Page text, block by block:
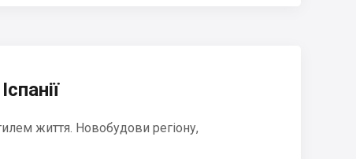
життя. Новобудови регіону,